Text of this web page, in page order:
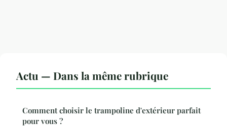
Actu — Dans la même rubrique
Comment choisir le trampoline d'extérieur parfait
pour vous ?